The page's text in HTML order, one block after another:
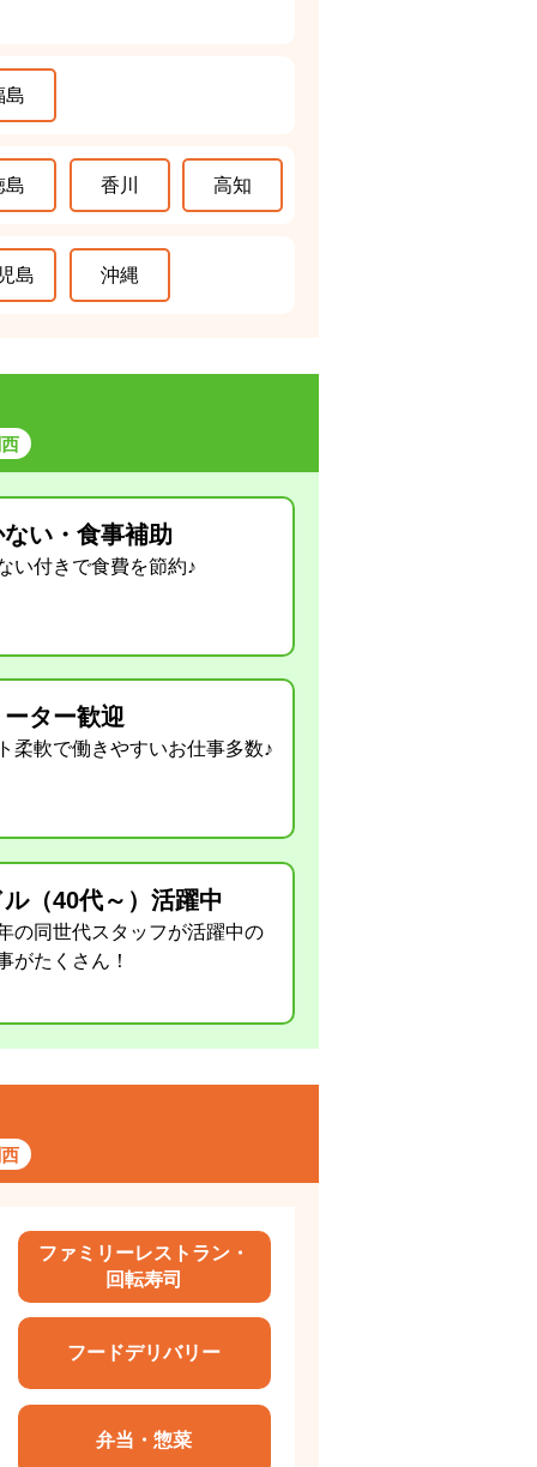
島
島 香川 高知
島 沖縄
い・食事補助
い付きで食費を節約♪
ター歓迎
柔軟で働きやすいお仕事多数♪
（40代～）活躍中
の同世代スタッフが活躍中の
がたくさん！
ファミリーレストラン・
回転寿司
フードデリバリー
弁当・惣菜